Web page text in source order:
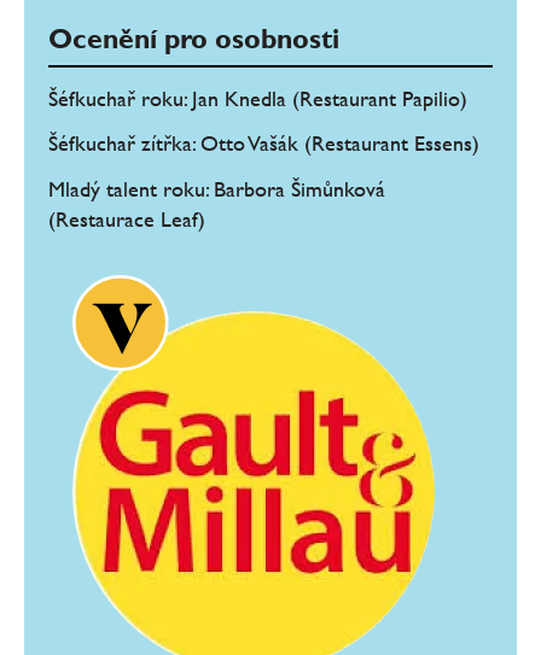
Ocenění pro osobnosti
Šéfkuchař roku: Jan Knedla (Restaurant Papilio)
Šéfkuchař zítřka: Otto Vašák (Restaurant Essens)
Mladý talent roku: Barbora Šimůnková
(Restaurace Leaf)